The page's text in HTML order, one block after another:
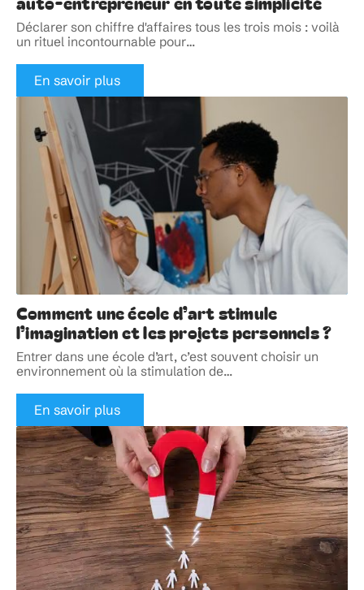
Déclarer son chiffre d'affaires tous les trois mois : voilà
un rituel incontournable pour…
En savoir plus
Comment une école d’art stimule
l’imagination et les projets personnels ?
Entrer dans une école d’art, c’est souvent choisir un
environnement où la stimulation de…
En savoir plus